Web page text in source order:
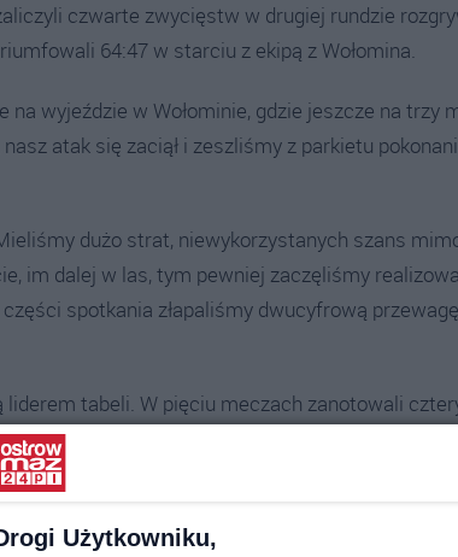
czwarte zwycięstw w drugiej rundzie
64:47 w starciu z ekipą z Wołomina.
wyjeździe w Wołominie, gdzie jeszcze na trzy
atak się zaciął i zeszliśmy z parkietu
dużo strat, niewykorzystanych szans
im dalej w las, tym pewniej zaczęliśmy
spotkania złapaliśmy dwucyfrową
liderem tabeli. W pięciu meczach zanotowali
początek wyjazdowego meczu z Akademią
84:64 naszych. Najlepszymi strzelcami byli:
Użytkowniku,